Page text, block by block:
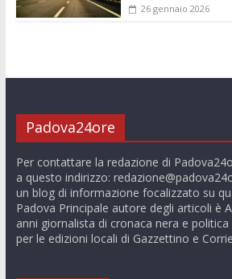
26 gennaio 2026
Padova24ore
Per contattare la redazione di
a questo indirizzo:
un blog di informazione focalizzato su
Padova Principale autore degli articoli è
anni giornalista di cronaca nera e politica
per le edizioni locali di Gazzettino e